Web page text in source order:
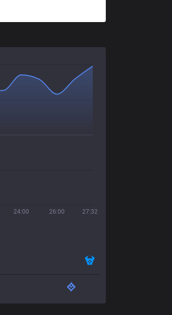
24:00 26:00 27:32